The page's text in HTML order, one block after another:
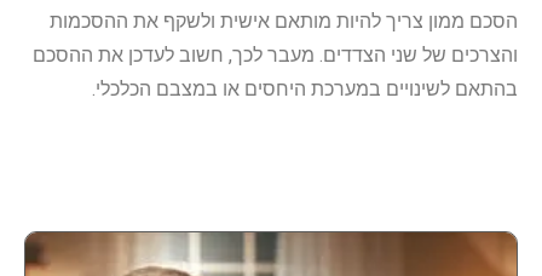
הסכם ממון צריך להיות מותאם אישית ולשקף את ההסכמות
והצרכים של שני הצדדים. מעבר לכך, חשוב לעדכן את ההסכם
בהתאם לשינויים במערכת היחסים או במצבם הכלכלי.